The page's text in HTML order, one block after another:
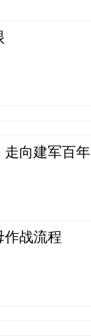
走向建军百年
作战流程